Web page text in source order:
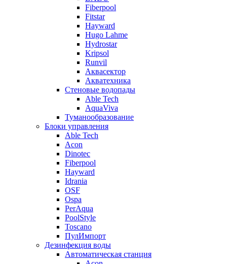
Fiberpool
Fitstar
Hayward
Hugo Lahme
Hydrostar
Kripsol
Runvil
Аквасектор
Акватехника
Стеновые водопады
Able Tech
AquaViva
Туманообразование
Блоки управления
Able Tech
Acon
Dinotec
Fiberpool
Hayward
Idrania
OSF
Ospa
PerAqua
PoolStyle
Toscano
ПулИмпорт
Дезинфекция воды
Автоматическая станция